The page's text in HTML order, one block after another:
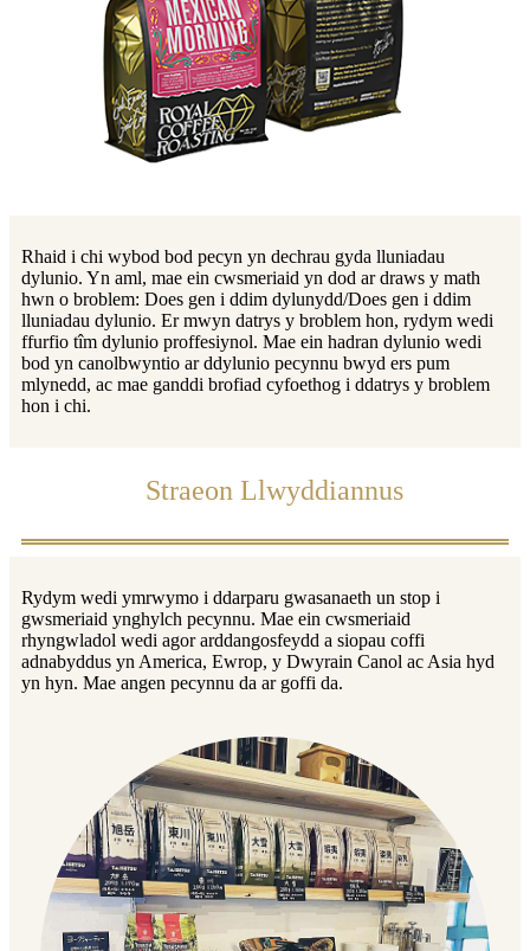
Rhaid i chi wybod bod pecyn yn dechrau gyda lluniadau
dylunio. Yn aml, mae ein cwsmeriaid yn dod ar draws y math
hwn o broblem: Does gen i ddim dylunydd/Does gen i ddim
lluniadau dylunio. Er mwyn datrys y broblem hon, rydym wedi
ffurfio tîm dylunio proffesiynol. Mae ein hadran dylunio wedi
bod yn canolbwyntio ar ddylunio pecynnu bwyd ers pum
mlynedd, ac mae ganddi brofiad cyfoethog i ddatrys y broblem
hon i chi.
Straeon Llwyddiannus
Rydym wedi ymrwymo i ddarparu gwasanaeth un stop i
gwsmeriaid ynghylch pecynnu. Mae ein cwsmeriaid
rhyngwladol wedi agor arddangosfeydd a siopau coffi
adnabyddus yn America, Ewrop, y Dwyrain Canol ac Asia hyd
yn hyn. Mae angen pecynnu da ar goffi da.